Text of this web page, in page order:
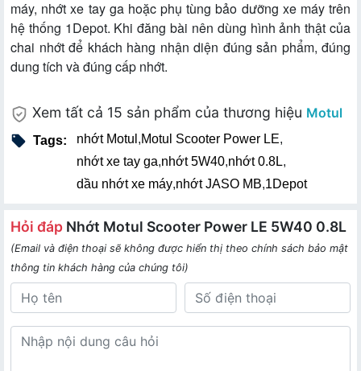
máy, nhớt xe tay ga hoặc phụ tùng bảo dưỡng xe máy trên
hệ thống 1Depot. Khi đăng bài nên dùng hình ảnh thật của
chai nhớt để khách hàng nhận diện đúng sản phẩm, đúng
dung tích và đúng cấp nhớt.
Xem tất cả 15 sản phẩm của thương hiệu Motul
Tags: nhớt Motul ,Motul Scooter Power LE,
nhớt xe tay ga,nhớt 5W40,nhớt 0.8L,
dầu nhớt xe máy,nhớt JASO MB,1Depot
Hỏi đáp Nhớt Motul Scooter Power LE 5W40 0.8L
(Email và điện thoại sẽ không được hiển thị theo chính sách bảo mật
thông tin khách hàng của chúng tôi)